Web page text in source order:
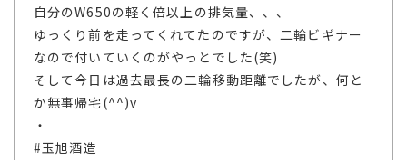
自分のW650の軽く倍以上の排気量、、、
ゆっくり前を走ってくれてたのですが、二輪ビギナー
なので付いていくのがやっとでした(笑)
そして今日は過去最長の二輪移動距離でしたが、何と
か無事帰宅(^^)v
・
#玉旭酒造